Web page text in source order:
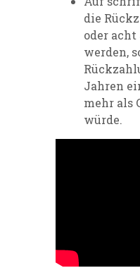
die
oder
werden,
Jahren
mehr als
würde.